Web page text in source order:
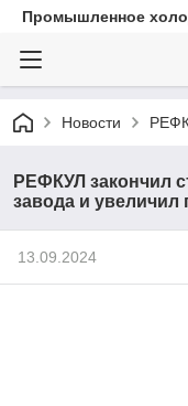
Промышленное
Новости
РЕФКУЛ закончил
завода и
13.09.2024